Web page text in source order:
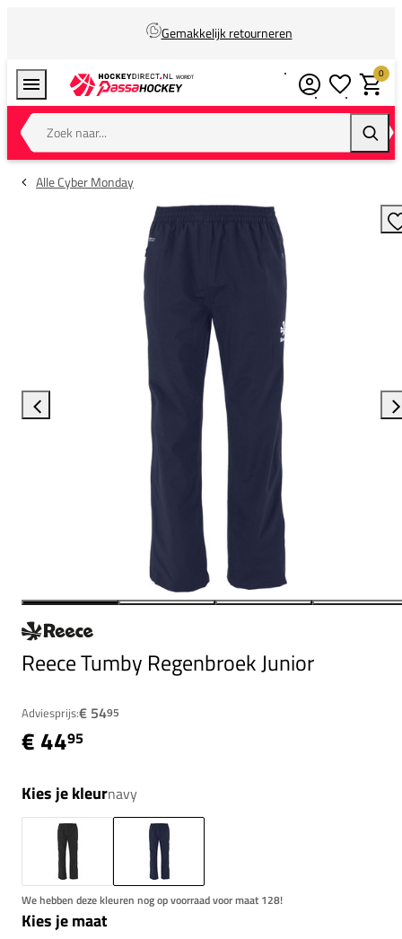
Gemakkelijk retourneren
Zoek naar...
0
Alle Cyber Monday
Reece Tumby Regenbroek Junior
Adviesprijs:€ 5495
€ 4495
Kies je kleurnavy
We hebben deze kleuren nog op voorraad voor maat 128!
Kies je maat